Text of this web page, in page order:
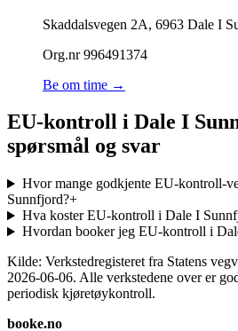
Skaddalsvegen 2A, 6963 Dale I
Org.nr996491374
Be om time →
EU-kontroll i Dale I
spørsmål og svar
Hvor mange godkjente EU-kontroll-
Sunnfjord?+
Hva koster EU-kontroll i Dale I
Hvordan booker jeg EU-kontroll i
Kilde: Verkstedregisteret fra Statens
2026-06-06. Alle verkstedene over er
periodisk kjøretøykontroll.
booke.no